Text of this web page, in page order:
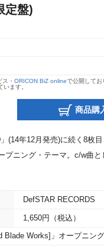
定盤)
・ ORICON BiZ onlineで公開してお
ます。
商品購
(14年12月発売)に続く8枚
ニング・テーマ。c/w曲と
DefSTAR RECORDS
1,650円（税込）
Works]」オープニン